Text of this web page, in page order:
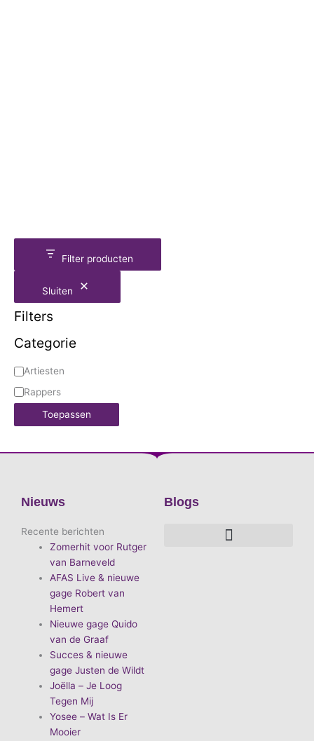
Filter producten
Sluiten
Filters
Categorie
Artiesten
Rappers
Toepassen
Nieuws
Recente berichten
Zomerhit voor Rutger
van Barneveld
AFAS Live & nieuwe
gage Robert van
Hemert
Nieuwe gage Quido
van de Graaf
Succes & nieuwe
gage Justen de Wildt
Joëlla – Je Loog
Tegen Mij
Yosee – Wat Is Er
Mooier
Blogs